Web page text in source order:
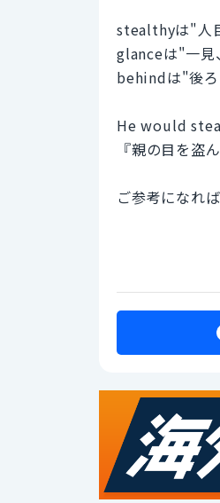
stealthyは"人
glanceは"一見
behindは"後ろ
He would
『親の目を盗
ご参考になれ